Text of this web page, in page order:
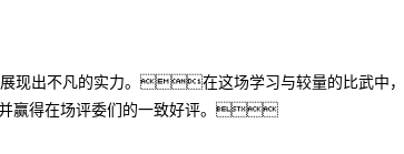
现出不凡的实力。在这场学习与较量的比武中
赢得在场评委们的一致好评。